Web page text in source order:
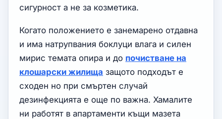
сигурност а не за козметика.
Когато положението е занемарено отдавна
и има натрупвания боклуци влага и силен
мирис темата опира и до почистване на
клошарски жилища защото подходът е
сходен но при смъртен случай
дезинфекцията е още по важна. Хамалите
ни работят в апартаменти къщи мазета